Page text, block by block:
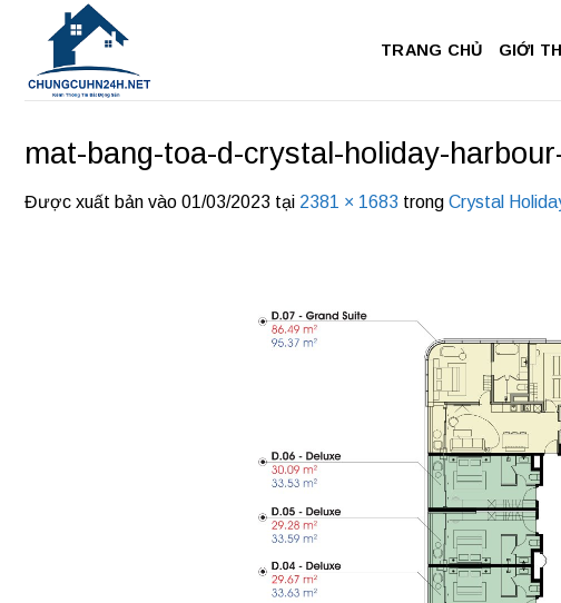
dung
TRANG CHỦ GIỚI
mat-bang-toa-d-crystal-holiday-
Được xuất bản vào 01/03/2023 tại 2381 × 1683 trong Crystal